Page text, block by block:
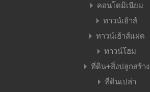
คอนโดมิเนียม
ทาวน์เฮ้าส์
ทาวน์เฮ้าส์แฝด
ทาวน์โฮม
ที่ดิน+สิ่งปลูกสร้าง
ที่ดินเปล่า